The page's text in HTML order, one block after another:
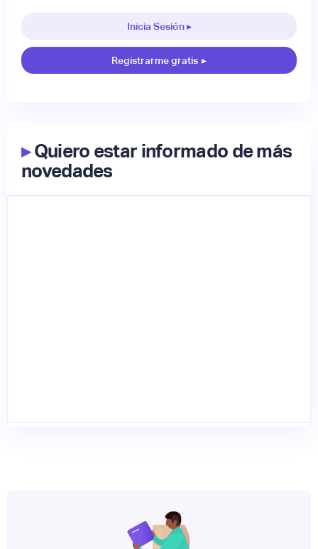
Inicia Sesión ▸
Registrarme gratis ▸
▸Quiero estar informado de más
novedades